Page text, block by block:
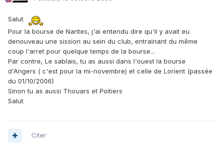
Salut
Pour la bourse de Nantes, j'ai entendu dire qu'il y avait eu
denouveau une sission au sein du club, entrainant du même
coup l'arret pour quelque temps de la bourse...
Par contre, Le sablais, tu as aussi dans l'ouest la bourse
d'Angers ( c'est pour la mi-novembre) et celle de Lorient (passée
du 01/10/2006)
Sinon tu as aussi Thouars et Poitiers
Salut
Citer